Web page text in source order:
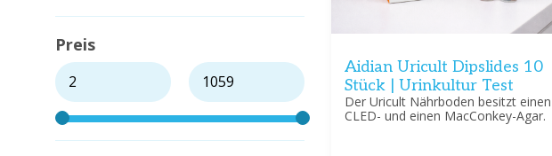
Preis
Aidian Uricult Dipslides 10
Stück | Urinkultur Test
Der Uricult Nährboden besitzt einen
CLED- und einen MacConkey-Agar.